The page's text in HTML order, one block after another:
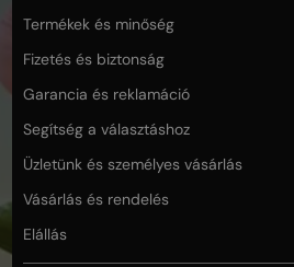
Termékek és minőség
Fizetés és biztonság
Garancia és reklamáció
Segítség a választáshoz
Üzletünk és személyes vásárlás
Vásárlás és rendelés
Elállás